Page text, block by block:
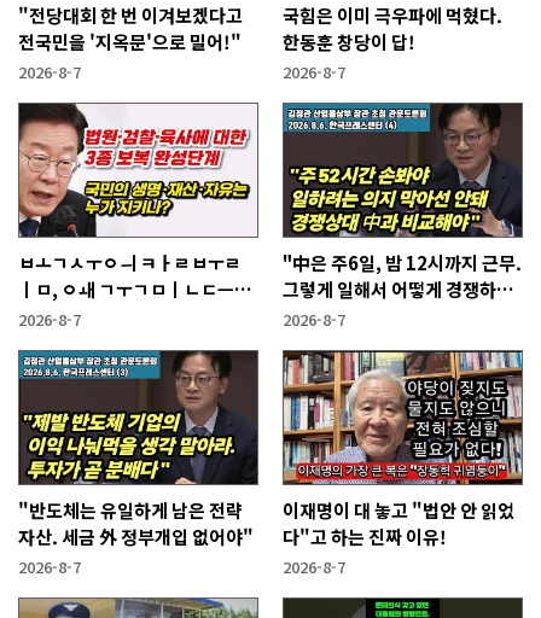
"전당대회 한 번 이겨보겠다고
전국민을 '지옥문'으로 밀어!"
2026-8-7
국힘은 이미 극우파에 먹혔다.
한동훈 창당이 답!
2026-8-7
ㅂㅗㄱㅅㅜㅇㅢ ㅋㅏㄹㅂㅜㄹ
ㅣㅁ, ㅇㅙ ㄱㅜㄱㅁㅣㄴㄷㅡㄹ
ㅇㅣ ㄷㅏㅇㅎㅐㅇㅑ ㅎㅏㄴㅏ?
2026-8-7
"中은 주6일, 밤 12시까지 근무.
그렇게 일해서 어떻게 경쟁하냐
반문하더라"
2026-8-7
"반도체는 유일하게 남은 전략
자산. 세금 外 정부개입 없어야"
2026-8-7
이재명이 대 놓고 "법안 안 읽었
다"고 하는 진짜 이유!
2026-8-7